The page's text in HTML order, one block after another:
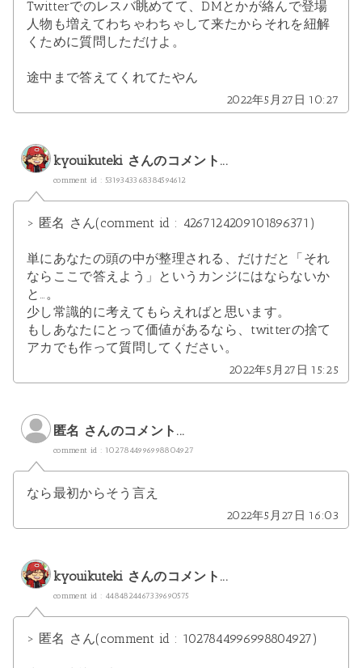
Twitterでのレスバ眺めてて、DMとかが絡んで登場
人物も増えてわちゃわちゃして来たからそれを紐解
くために質問しただけよ。
途中まで答えてくれてたやん
2022年5月27日 10:27
kyouikuteki さんのコメント...
comment id : 5319343368384594612
> 匿名 さん(comment id : 4267124209101896371)
単にあなたの頭の中が整理される、だけだと「それ
ならここで答えよう」というカンジにはならないか
と…。
少し常識的に考えてもらえればと思います。
もしあなたにとって価値があるなら、twitterの捨て
アカでも作って質問してください。
2022年5月27日 15:25
匿名 さんのコメント...
comment id : 1027844996998804927
なら最初からそう言え
2022年5月27日 16:03
kyouikuteki さんのコメント...
comment id : 4484824467339690575
> 匿名 さん(comment id : 1027844996998804927)